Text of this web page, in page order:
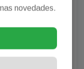
aún!
novedades.